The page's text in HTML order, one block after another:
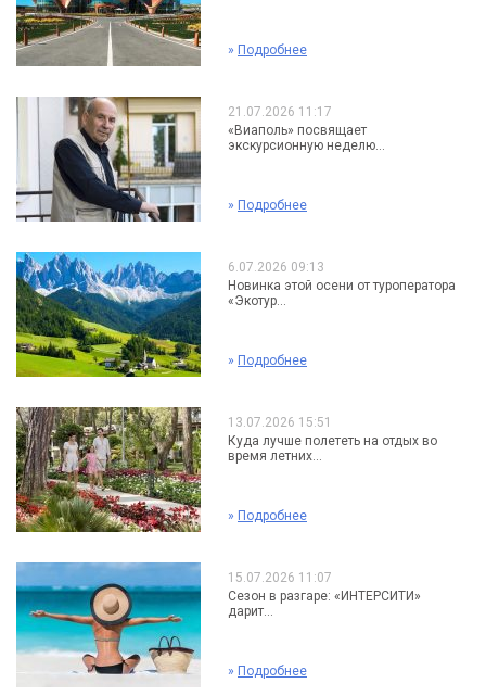
» Подробнее
21.07.2026 11:17
«Виаполь» посвящает
экскурсионную неделю...
» Подробнее
6.07.2026 09:13
Новинка этой осени от туроператора
«Экотур...
» Подробнее
13.07.2026 15:51
Куда лучше полететь на отдых во
время летних...
» Подробнее
15.07.2026 11:07
Сезон в разгаре: «ИНТЕРСИТИ»
дарит...
» Подробнее